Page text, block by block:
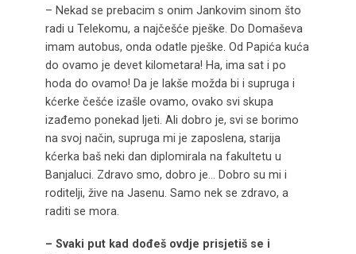
– Nekad se prebacim s onim Jankovim sinom što
radi u Telekomu, a najčešće pješke. Do Domaševa
imam autobus, onda odatle pješke. Od Papića kuća
do ovamo je devet kilometara! Ha, ima sat i po
hoda do ovamo! Da je lakše možda bi i supruga i
kćerke češće izašle ovamo, ovako svi skupa
izađemo ponekad ljeti. Ali dobro je, svi se borimo
na svoj način, supruga mi je zaposlena, starija
kćerka baš neki dan diplomirala na fakultetu u
Banjaluci. Zdravo smo, dobro je… Dobro su mi i
roditelji, žive na Jasenu. Samo nek se zdravo, a
raditi se mora.
– Svaki put kad dođeš ovdje prisjetiš se i